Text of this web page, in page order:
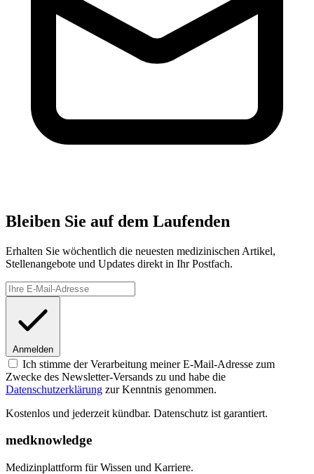
Bleiben Sie auf dem Laufenden
Erhalten Sie wöchentlich die neuesten medizinischen Artikel,
Stellenangebote und Updates direkt in Ihr Postfach.
Anmelden
Ich stimme der Verarbeitung meiner E-Mail-Adresse zum
Zwecke des Newsletter-Versands zu und habe die
Datenschutzerklärung zur Kenntnis genommen.
Kostenlos und jederzeit kündbar. Datenschutz ist garantiert.
medknowledge
Medizinplattform für Wissen und Karriere.